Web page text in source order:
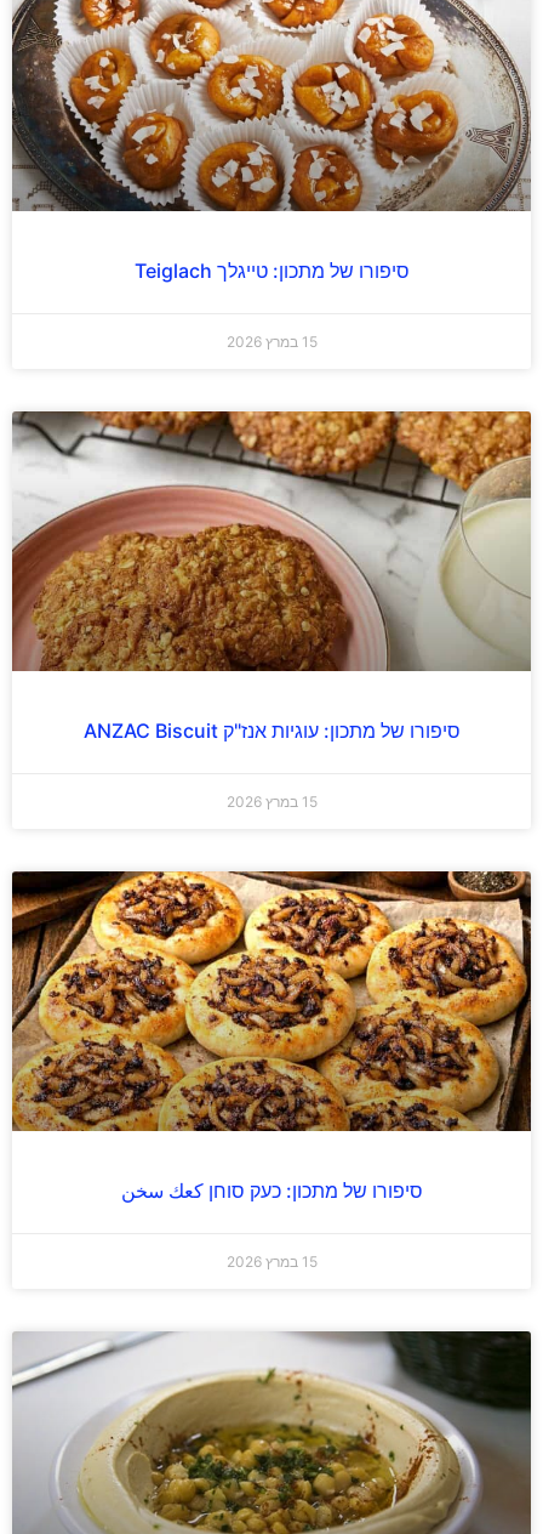
סיפורו של מתכון: טייגלך Teiglach
סיפורו של מתכון: עוגיות אנז"ק ANZAC Biscuit
סיפורו של מתכון: כעק סוחן كعك سخن